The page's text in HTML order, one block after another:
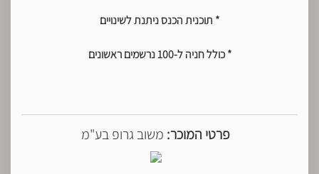
* תוכנית הכנס ניתנת לשינויים
* כולל חניה ל-100 נרשמים ראשונים
פרטי המוכר: משוב גרופ בע"מ